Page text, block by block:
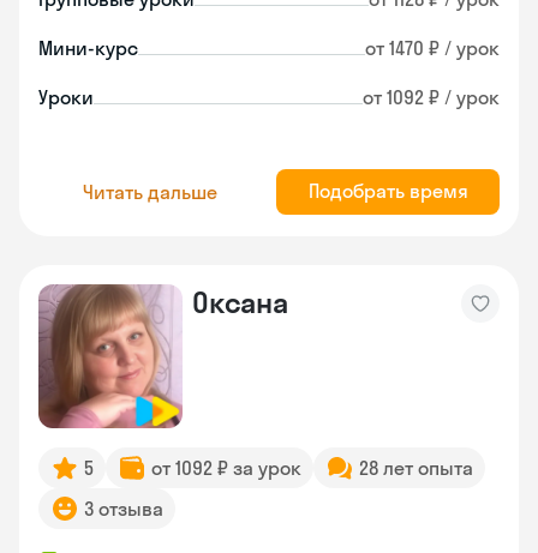
Мини-курс от 1470 ₽ / урок
Уроки от 1092 ₽ / урок
Читать дальше Подобрать время
Оксана
5 от 1092 ₽ за урок
28 лет опыта
3 отзыва